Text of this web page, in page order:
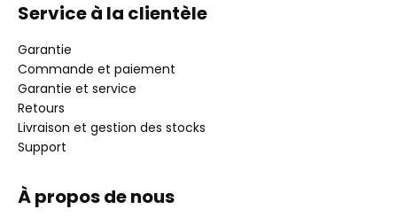
Service à la clientèle
Garantie
Commande et paiement
Garantie et service
Retours
Livraison et gestion des stocks
Support
À propos de nous